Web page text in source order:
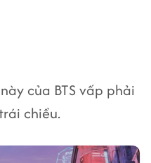
của BTS vấp phải
chiều.